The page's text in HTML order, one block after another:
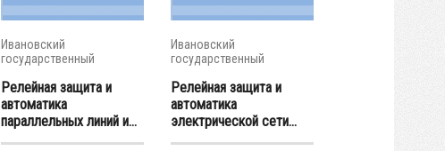
Ивановский
государственный
Релейная защита и
автоматика
параллельных линий и...
Ивановский
государственный
Релейная защита и
автоматика
электрической сети...